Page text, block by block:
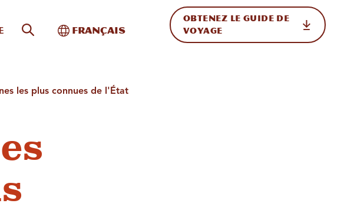
Recherche sur le site
Basculer vers l'international
Français
OBTENEZ LE GUIDE DE
VOYAGE
les plus connues de l'État